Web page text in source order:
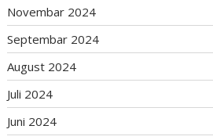
Novembar 2024
Septembar 2024
August 2024
Juli 2024
Juni 2024